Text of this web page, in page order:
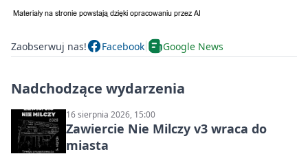
Zaobserwuj nas! Facebook Google News
Nadchodzące wydarzenia
16 sierpnia 2026, 15:00
Zawiercie Nie Milczy v3 wraca do
miasta